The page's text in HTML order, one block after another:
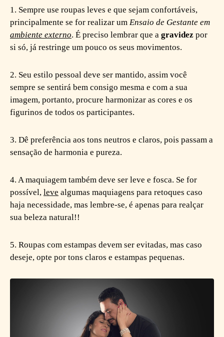
1. Sempre use roupas leves e que sejam confortáveis,
principalmente se for realizar um Ensaio de Gestante em
ambiente externo. É preciso lembrar que a gravidez por
si só, já restringe um pouco os seus movimentos.
2. Seu estilo pessoal deve ser mantido, assim você
sempre se sentirá bem consigo mesma e com a sua
imagem, portanto, procure harmonizar as cores e os
figurinos de todos os participantes.
3. Dê preferência aos tons neutros e claros, pois passam a
sensação de harmonia e pureza.
4. A maquiagem também deve ser leve e fosca. Se for
possível, leve algumas maquiagens para retoques caso
haja necessidade, mas lembre-se, é apenas para realçar
sua beleza natural!!
5. Roupas com estampas devem ser evitadas, mas caso
deseje, opte por tons claros e estampas pequenas.